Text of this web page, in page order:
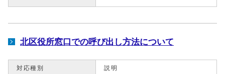
北区役所窓口での呼び出し方法について
対応種別 説明